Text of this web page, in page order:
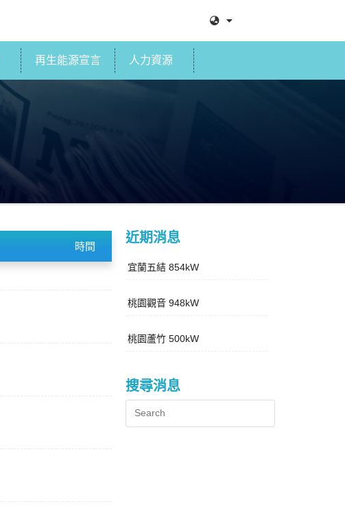
再生能源宣言 人力資源
時間
近期消息
宜蘭五結 854kW
桃園觀音 948kW
桃園蘆竹 500kW
搜尋消息